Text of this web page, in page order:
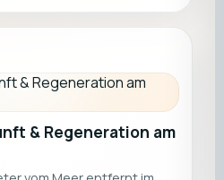
& Regeneration am